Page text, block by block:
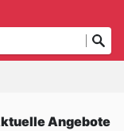
Angebote